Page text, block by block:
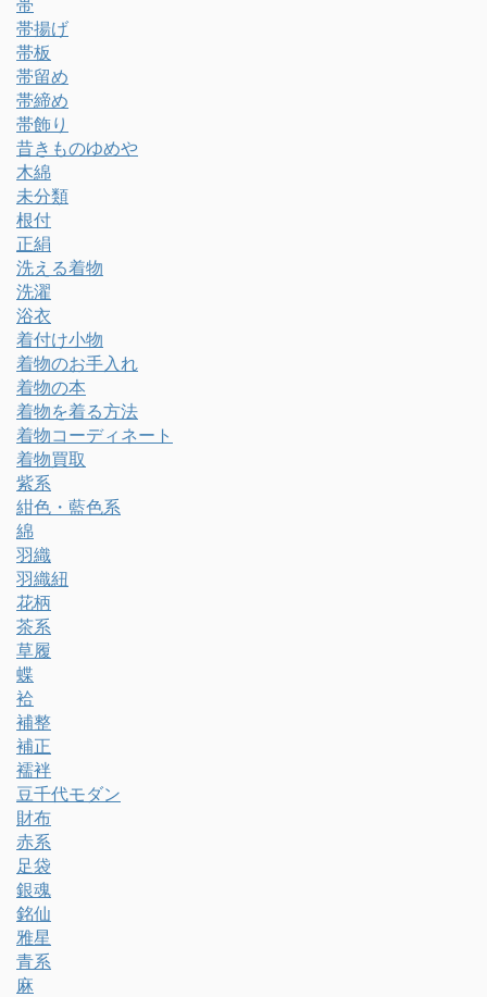
帯
帯揚げ
帯板
帯留め
帯締め
帯飾り
昔きものゆめや
木綿
未分類
根付
正絹
洗える着物
洗濯
浴衣
着付け小物
着物のお手入れ
着物の本
着物を着る方法
着物コーディネート
着物買取
紫系
紺色・藍色系
綿
羽織
羽織紐
花柄
茶系
草履
蝶
袷
補整
補正
襦袢
豆千代モダン
財布
赤系
足袋
銀魂
銘仙
雅星
青系
麻